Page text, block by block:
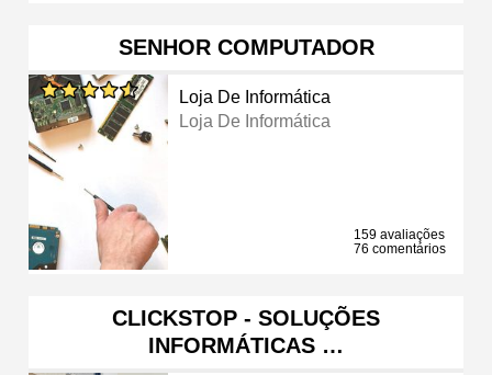
SENHOR COMPUTADOR
Loja De Informática
Loja De Informática
159 avaliações
76 comentários
CLICKSTOP - SOLUÇÕES
INFORMÁTICAS …